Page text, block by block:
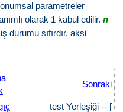
parametreler
olarak 1 kabul edilir.n
durumu sıfırdır, aksi
Sonraki
test Yerleşiği -- [